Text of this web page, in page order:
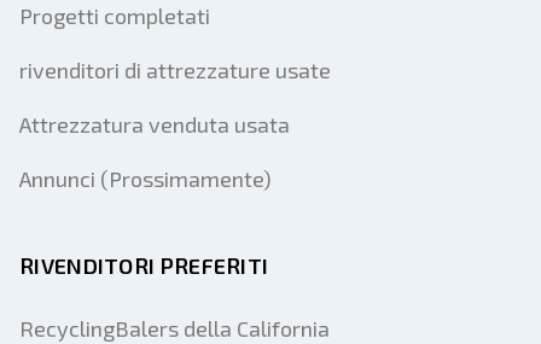
Progetti completati
rivenditori di attrezzature usate
Attrezzatura venduta usata
Annunci (Prossimamente)
RIVENDITORI PREFERITI
RecyclingBalers della California